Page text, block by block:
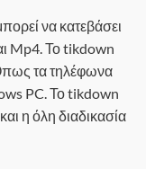
να κατεβάσει
Mp4. Το tikdown
τα τηλέφωνα
PC. Το tikdown
η όλη διαδικασία